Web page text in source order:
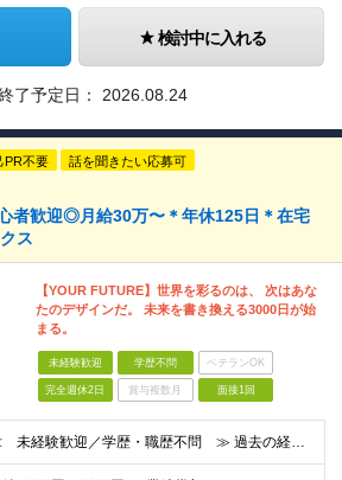
検討中に入れる
了予定日： 2026.08.24
PR不要 話を聞きたい応募可
者歓迎◎⽉給30万〜＊年休125⽇＊在宅
ス
【YOUR FUTURE】世界を彩るのは、 次はあな
たのデザインだ。 未来を書き換える3000⽇が始
まる。
未経験歓迎 学歴不問 ベテランOK
完全週休2日 賞与複数月 面接1回
≪ 未経験歓迎／学歴・職歴不問 ≫ 過去の経歴は一切不問。 「いままで」よりも「これから」を 重視した採用を行っています！ ▼▼こんな想いがある方大歓迎▼▼ ・WEBデザインに興味がある ・自由な環